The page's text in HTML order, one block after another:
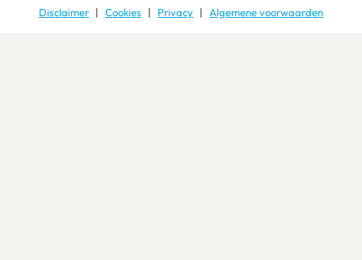
Disclaimer
Cookies Privacy Algemene voorwaarden